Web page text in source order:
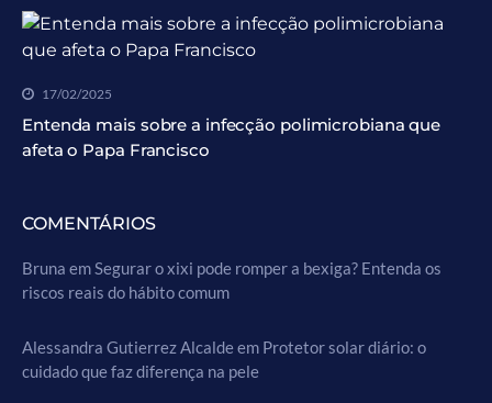
17/02/2025
Entenda mais sobre a infecção polimicrobiana que
afeta o Papa Francisco
COMENTÁRIOS
Bruna emSegurar o xixi pode romper a bexiga? Entenda os
riscos reais do hábito comum
Alessandra Gutierrez Alcaldeem Protetor solar diário: o
cuidado que faz diferença na pele